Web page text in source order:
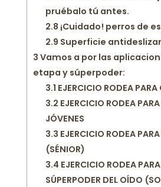
pruébalo tú antes.
2.8 ¡Cuidado! perros de
2.9 Superficie
3 Vamos a por las
etapa y súperpoder:
3.1 EJERCICIO RODEA
3.2 EJERCICIO RODEA PARA
JÓVENES
3.3 EJERCICIO RODEA
(SÉNIOR)
3.4 EJERCICIO RODEA
SÚPERPODER DEL OÍDO